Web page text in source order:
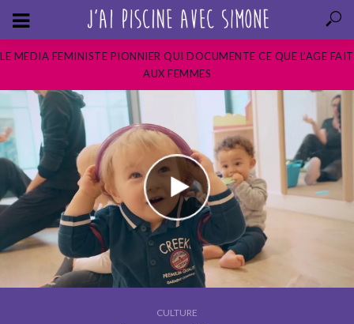
LE MEDIA FEMINISTE PIONNIER QUI DOCUMENTE CE QUE L’AGE FAIT
AUX FEMMES
CULTURE